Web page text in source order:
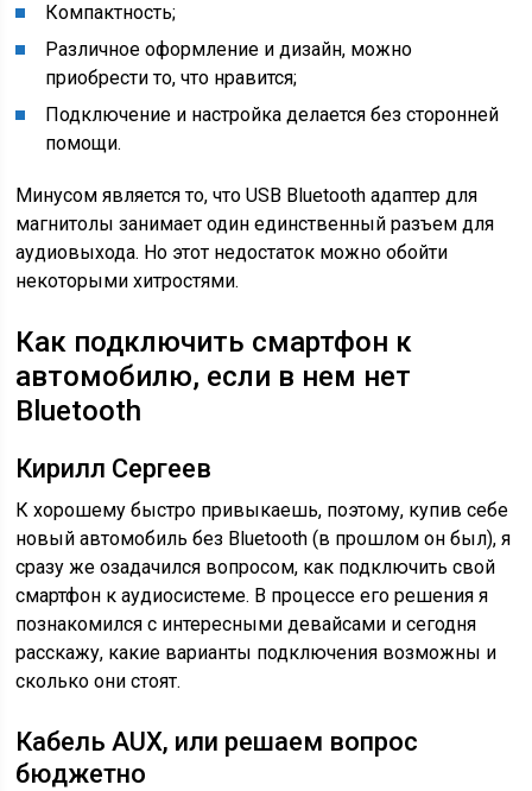
Компактность;
Различное оформление и дизайн, можно
приобрести то, что нравится;
Подключение и настройка делается без сторонней
помощи.
Минусом является то, что USB Bluetooth адаптер для
магнитолы занимает один единственный разъем для
аудиовыхода. Но этот недостаток можно обойти
некоторыми хитростями.
Как подключить смартфон к
автомобилю, если в нем нет
Bluetooth
Кирилл Сергеев
К хорошему быстро привыкаешь, поэтому, купив себе
новый автомобиль без Bluetooth (в прошлом он был), я
сразу же озадачился вопросом, как подключить свой
смартфон к аудиосистеме. В процессе его решения я
познакомился с интересными девайсами и сегодня
расскажу, какие варианты подключения возможны и
сколько они стоят.
Кабель AUX, или решаем вопрос
бюджетно